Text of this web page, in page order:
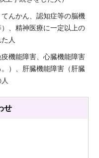
んかん、認知症等の脳機
、精神医療に一定以上の
人
機能障害、心臓機能障害
。）、肝臓機能障害（肝臓
せ